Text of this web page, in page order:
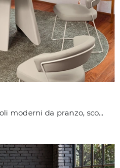
Se sei alla ricerca di tavoli moderni da pranzo, scopri i modelli allungabili di Connubia: clicca e scopri il modello Frac in ceramica.